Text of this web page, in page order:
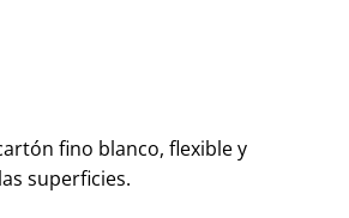
fino blanco, flexible y
superficies.